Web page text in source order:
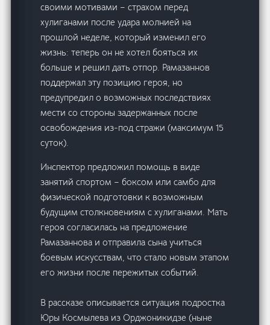
своими мотивами – страхом перед
хулиганами после удара молнией на
прошлой неделе, который изменил его
жизнь: теперь он не хотел бояться их
больше и решил дать отпор. Рамазаннов
поддержал эту позицию героя, но
предупредил о возможных последствиях
мести со стороны задержанных после
освобождения из-под стражи (максимум 15
суток).
Инспектор предложил помощь в виде
занятий спортом – боксом или самбо для
физической подготовки к возможным
будущим столкновениям с хулиганами. Мать
героя согласилась на предложение
Рамазаннова и отправила сына учиться
боевым искусствам, что стало новым этапом
его жизни после пережитых событий.
В рассказе описывается ситуация подростка
Юры Космылева из Орджоникидзе (ныне